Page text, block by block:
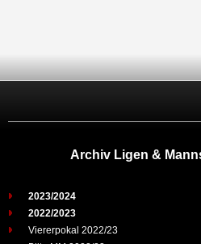
Archiv Ligen &
2023/2024
2022/2023
Viererpokal 2022/23